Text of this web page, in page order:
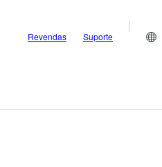
Revendas Suporte